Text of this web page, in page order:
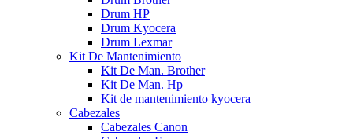
Drum HP
Drum Kyocera
Drum Lexmar
Kit De Mantenimiento
Kit De Man. Brother
Kit De Man. Hp
Kit de mantenimiento kyocera
Cabezales
Cabezales Canon